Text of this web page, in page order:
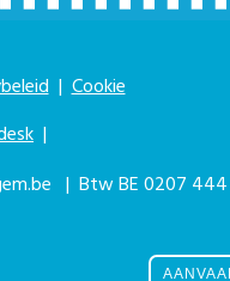
|Cookie
|
| Btw BE 0207
by The eForum Factory